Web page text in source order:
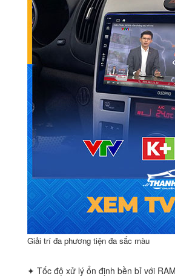
Giải trí đa phương tiện đa sắc màu
✦ Tốc độ xử lý ổn định bền bỉ với